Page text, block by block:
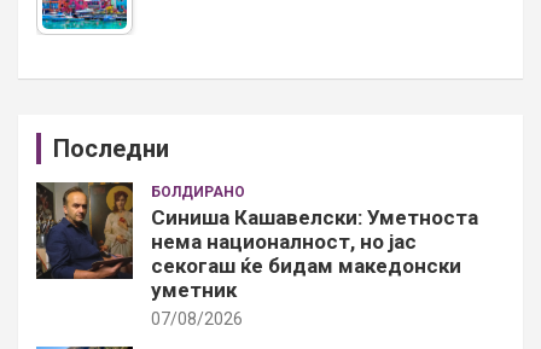
Последни
БОЛДИРАНО
Синиша Кашавелски: Уметноста
нема националност, но јас
секогаш ќе бидам македонски
уметник
07/08/2026